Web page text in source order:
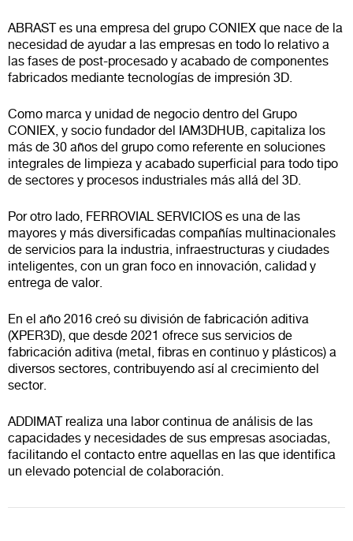
ABRAST es una empresa del grupo CONIEX que nace de la
necesidad de ayudar a las empresas en todo lo relativo a
las fases de post-procesado y acabado de componentes
fabricados mediante tecnologías de impresión 3D.
Como marca y unidad de negocio dentro del Grupo
CONIEX, y socio fundador del IAM3DHUB, capitaliza los
más de 30 años del grupo como referente en soluciones
integrales de limpieza y acabado superficial para todo tipo
de sectores y procesos industriales más allá del 3D.
Por otro lado, FERROVIAL SERVICIOS es una de las
mayores y más diversificadas compañías multinacionales
de servicios para la industria, infraestructuras y ciudades
inteligentes, con un gran foco en innovación, calidad y
entrega de valor.
En el año 2016 creó su división de fabricación aditiva
(XPER3D), que desde 2021 ofrece sus servicios de
fabricación aditiva (metal, fibras en continuo y plásticos) a
diversos sectores, contribuyendo así al crecimiento del
sector.
ADDIMAT realiza una labor continua de análisis de las
capacidades y necesidades de sus empresas asociadas,
facilitando el contacto entre aquellas en las que identifica
un elevado potencial de colaboración.